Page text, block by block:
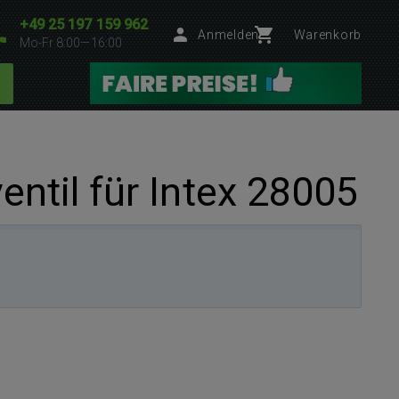
+49 25 197 159 962
Mo-Fr 8:00—16:00
Anmelden Warenkorb
für Intex 28005